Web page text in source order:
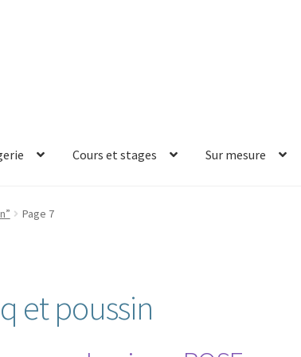
Cours et stages Sur mesure
Page 7
et poussin